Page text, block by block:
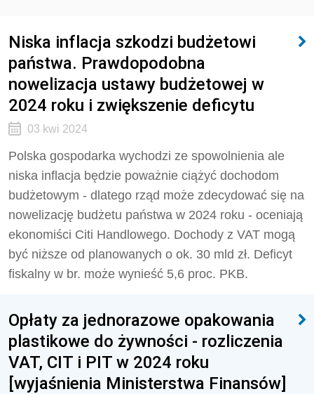
Niska inflacja szkodzi budżetowi
państwa. Prawdopodobna
nowelizacja ustawy budżetowej w
2024 roku i zwiększenie deficytu
03 kwi 2024
Polska gospodarka wychodzi ze spowolnienia ale
niska inflacja będzie poważnie ciążyć dochodom
budżetowym - dlatego rząd może zdecydować się na
nowelizację budżetu państwa w 2024 roku - oceniają
ekonomiści Citi Handlowego. Dochody z VAT mogą
być niższe od planowanych o ok. 30 mld zł. Deficyt
fiskalny w br. może wynieść 5,6 proc. PKB.
Opłaty za jednorazowe opakowania
plastikowe do żywności - rozliczenia
VAT, CIT i PIT w 2024 roku
[wyjaśnienia Ministerstwa Finansów]